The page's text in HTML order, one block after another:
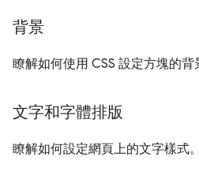
背景
瞭解如何使用 CSS 設定方塊的背
文字和字體排版
瞭解如何設定網頁上的文字樣式。